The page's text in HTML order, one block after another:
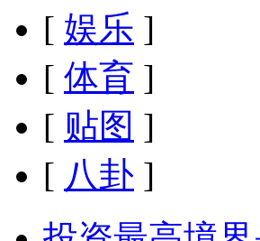
[ 娱乐 ]
[ 体育 ]
[ 贴图 ]
[ 八卦 ]